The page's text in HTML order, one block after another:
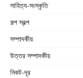
সাহিত্য-সংস্কৃতি
গল্প স্বল্প
সম্পাদকীয়
উত্তর সম্পাদকীয়
নিকট-দূর